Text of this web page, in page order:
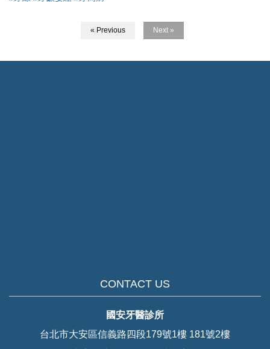
« Previous Next »
CONTACT US
國安牙醫診所
台北市大安區信義路四段179號1樓 181號2樓